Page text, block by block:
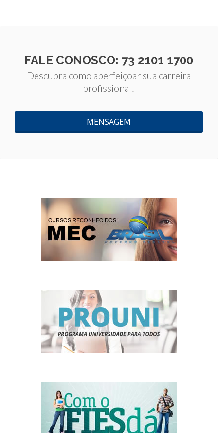
FALE CONOSCO: 73 2101 1700
Descubra como aperfeiçoar sua carreira
profissional!
MENSAGEM